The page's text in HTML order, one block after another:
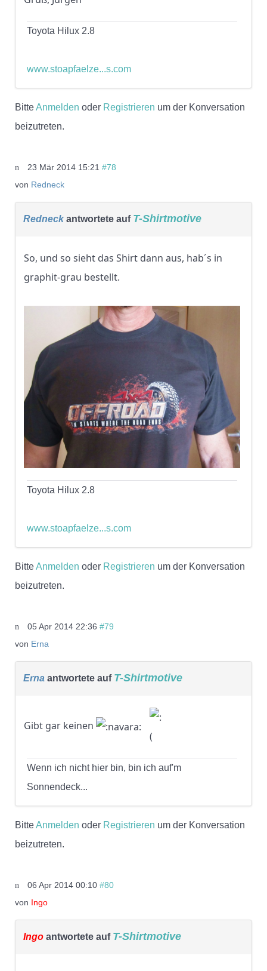
Toyota Hilux 2.8
www.stoapfaelze...s.com
BitteAnmelden oder Registrieren um der Konversation
beizutreten.
23 Mär 2014 15:21 #78
von Redneck
Redneckantwortete auf T-Shirtmotive
So, und so sieht das Shirt dann aus, hab´s in
graphit-grau bestellt.
Toyota Hilux 2.8
www.stoapfaelze...s.com
BitteAnmelden oder Registrieren um der Konversation
beizutreten.
05 Apr 2014 22:36 #79
von Erna
Erna antwortete auf T-Shirtmotive
Gibt gar keinen
Wenn ich nicht hier bin, bin ich auf'm
Sonnendeck...
BitteAnmelden oder Registrieren um der Konversation
beizutreten.
06 Apr 2014 00:10 #80
von
Ingo
Ingo antwortete auf T-Shirtmotive